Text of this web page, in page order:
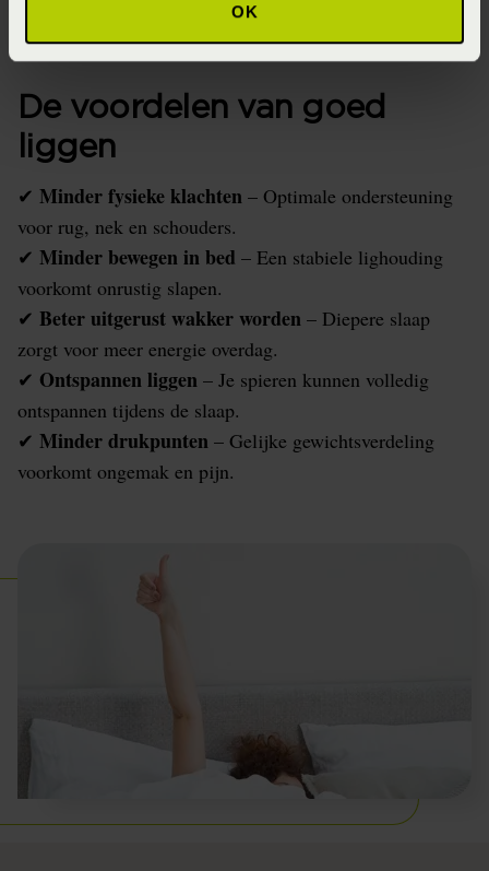
OK
De voordelen van goed
liggen
✔ Minder fysieke klachten – Optimale ondersteuning
voor rug, nek en schouders.
✔ Minder bewegen in bed – Een stabiele lighouding
voorkomt onrustig slapen.
✔ Beter uitgerust wakker worden – Diepere slaap
zorgt voor meer energie overdag.
✔ Ontspannen liggen – Je spieren kunnen volledig
ontspannen tijdens de slaap.
✔ Minder drukpunten – Gelijke gewichtsverdeling
voorkomt ongemak en pijn.